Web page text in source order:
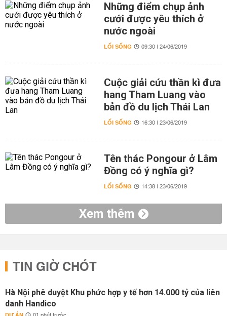
Những điểm chụp ảnh
cưới được yêu thích ở
nước ngoài
LỐI SỐNG 09:30 | 24/06/2019
Cuộc giải cứu thần kì đưa
hang Tham Luang vào
bản đồ du lịch Thái Lan
LỐI SỐNG 16:30 | 23/06/2019
Tên thác Pongour ở Lâm
Đồng có ý nghĩa gì?
LỐI SỐNG 14:38 | 23/06/2019
Xem thêm
TIN GIỜ CHÓT
Hà Nội phê duyệt Khu phức hợp y tế hơn 14.000 tỷ của liên
danh Handico